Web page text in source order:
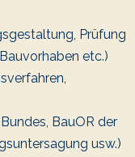
Prüfung
etc.)
BauOR der
usw.)